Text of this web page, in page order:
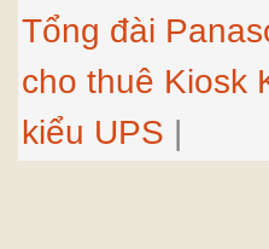
Tổng đài
cho thuê Kiosk
kiểu UPS |